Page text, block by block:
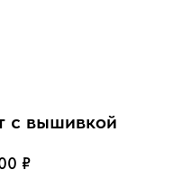
с вышивкой
₽